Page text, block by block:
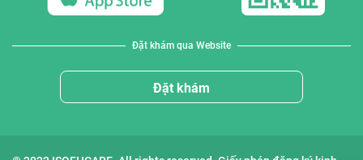
Đặt khám qua Website
Đặt khám